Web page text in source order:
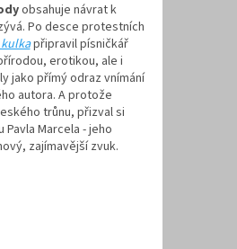
obsahuje návrat k
Po desce protestních
připravil písničkář
erotikou, ale i
jako přímý odraz vnímání
autora. A protože
trůnu, přizval si
Marcela - jeho
zajímavější zvuk.